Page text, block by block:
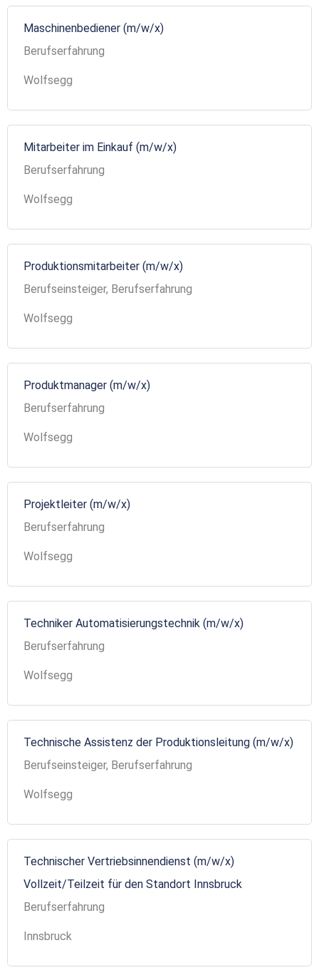
Maschinenbediener (m/w/x)
Berufserfahrung
Wolfsegg
Mitarbeiter im Einkauf (m/w/x)
Berufserfahrung
Wolfsegg
Produktionsmitarbeiter (m/w/x)
Berufseinsteiger, Berufserfahrung
Wolfsegg
Produktmanager (m/w/x)
Berufserfahrung
Wolfsegg
Projektleiter (m/w/x)
Berufserfahrung
Wolfsegg
Techniker Automatisierungstechnik (m/w/x)
Berufserfahrung
Wolfsegg
Technische Assistenz der Produktionsleitung (m/w/x)
Berufseinsteiger, Berufserfahrung
Wolfsegg
Technischer Vertriebsinnendienst (m/w/x)
Vollzeit/Teilzeit für den Standort Innsbruck
Berufserfahrung
Innsbruck